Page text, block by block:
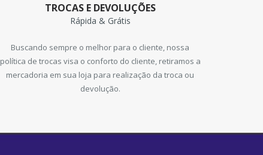
TROCAS E DEVOLUÇÕES
Rápida & Grátis
Buscando sempre o melhor para o cliente, nossa
política de trocas visa o conforto do cliente, retiramos a
mercadoria em sua loja para realização da troca ou
devolução.